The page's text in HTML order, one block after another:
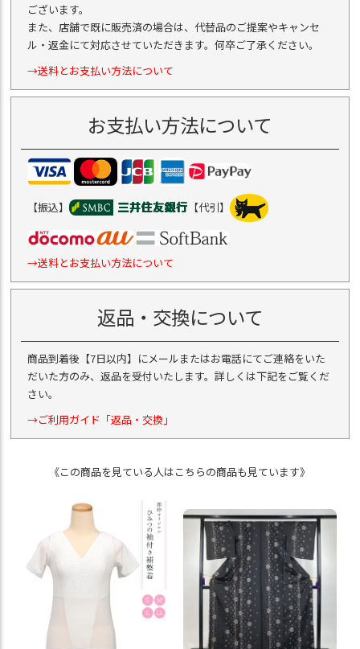
ございます。
また、店舗で既に販売済の場合は、代替品のご提案やキャンセ
ル・返金にて対応させていただきます。何卒ご了承ください。
→送料とお支払い方法について
お支払い方法について
【振込】 【代引】
→送料とお支払い方法について
返品・交換について
商品到着後【7日以内】にメールまたはお電話にてご連絡をいた
だいた方のみ、返品を受付いたします。詳しくは下記をご覧くだ
さい。
→ご利用ガイド「返品・交換」
《この商品を見ている人はこちらの商品も見ています》